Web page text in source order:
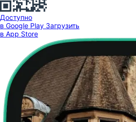
Доступно
в Google Play Загрузить
в App Store